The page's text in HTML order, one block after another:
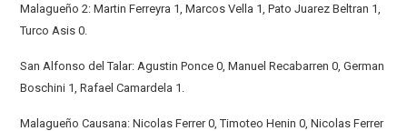
Malagueño 2: Martin Ferreyra 1, Marcos Vella 1, Pato Juarez Beltran 1,
Turco Asis 0.
San Alfonso del Talar: Agustin Ponce 0, Manuel Recabarren 0, German
Boschini 1, Rafael Camardela 1.
Malagueño Causana: Nicolas Ferrer 0, Timoteo Henin 0, Nicolas Ferrer